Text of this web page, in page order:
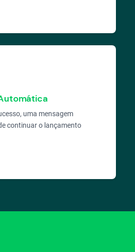
uma mensagem
continuar o lançamento